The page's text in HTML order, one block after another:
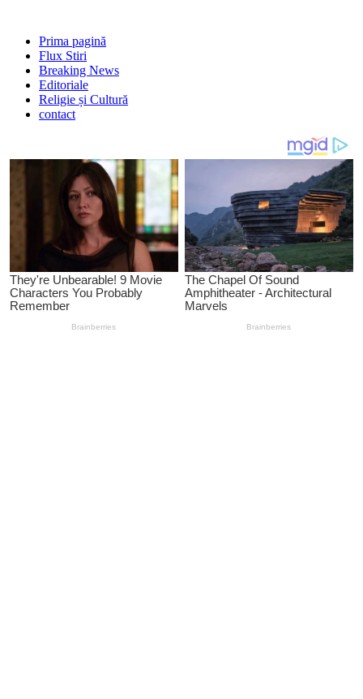
Prima pagină
Flux Stiri
Breaking News
Editoriale
Religie și Cultură
contact